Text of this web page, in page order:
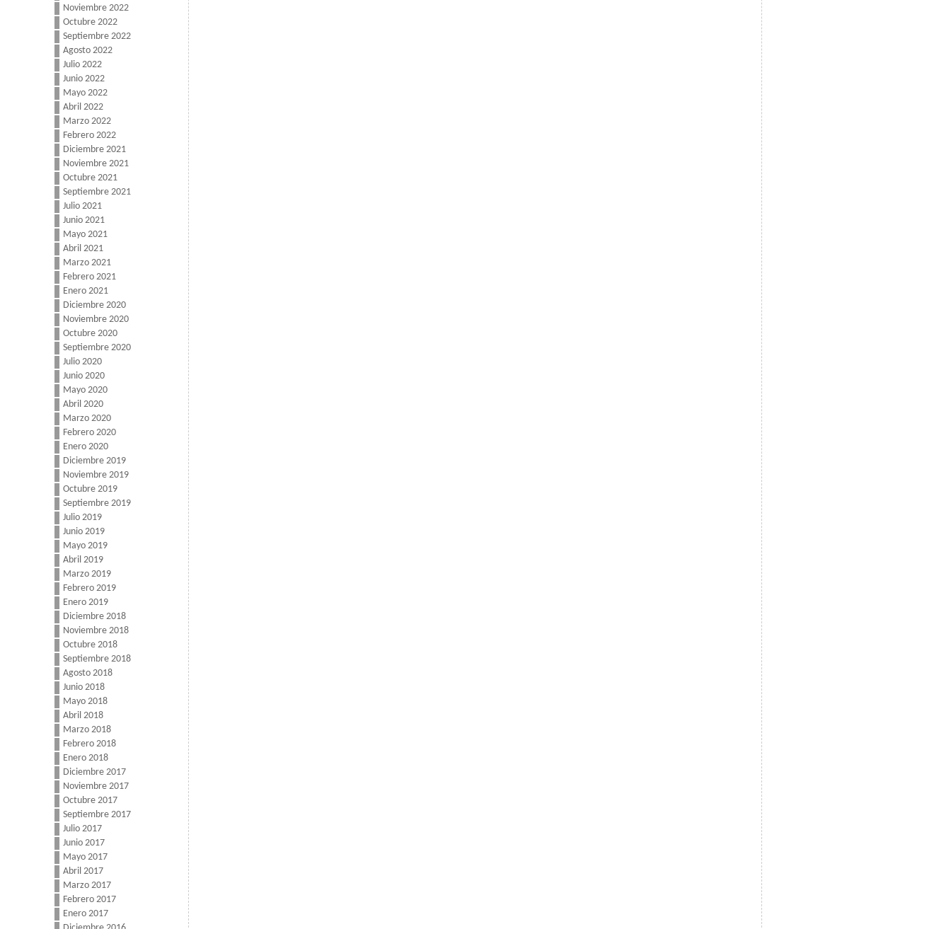
Noviembre 2022
Octubre 2022
Septiembre 2022
Agosto 2022
Julio 2022
Junio 2022
Mayo 2022
Abril 2022
Marzo 2022
Febrero 2022
Diciembre 2021
Noviembre 2021
Octubre 2021
Septiembre 2021
Julio 2021
Junio 2021
Mayo 2021
Abril 2021
Marzo 2021
Febrero 2021
Enero 2021
Diciembre 2020
Noviembre 2020
Octubre 2020
Septiembre 2020
Julio 2020
Junio 2020
Mayo 2020
Abril 2020
Marzo 2020
Febrero 2020
Enero 2020
Diciembre 2019
Noviembre 2019
Octubre 2019
Septiembre 2019
Julio 2019
Junio 2019
Mayo 2019
Abril 2019
Marzo 2019
Febrero 2019
Enero 2019
Diciembre 2018
Noviembre 2018
Octubre 2018
Septiembre 2018
Agosto 2018
Junio 2018
Mayo 2018
Abril 2018
Marzo 2018
Febrero 2018
Enero 2018
Diciembre 2017
Noviembre 2017
Octubre 2017
Septiembre 2017
Julio 2017
Junio 2017
Mayo 2017
Abril 2017
Marzo 2017
Febrero 2017
Enero 2017